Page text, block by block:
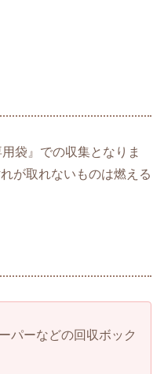
袋』での収集となりま
が取れないものは燃える
パーなどの回収ボック